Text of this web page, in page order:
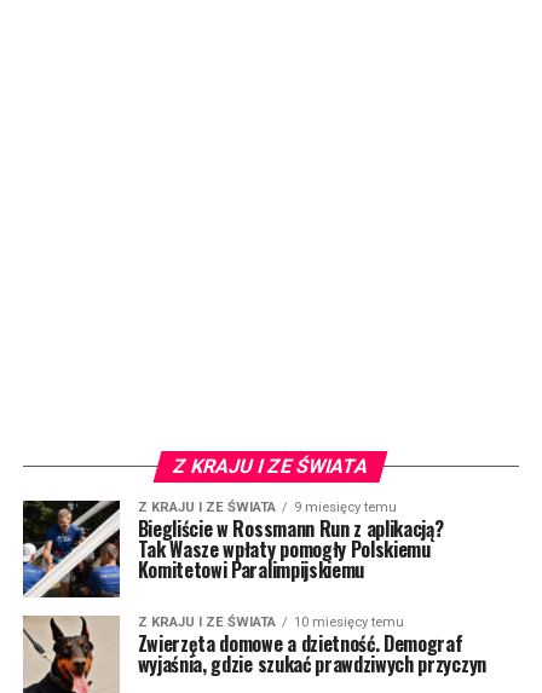
Z KRAJU I ZE ŚWIATA
Z KRAJU I ZE ŚWIATA 9 miesięcy temu
Biegliście w Rossmann Run z aplikacją?
Tak Wasze wpłaty pomogły Polskiemu
Komitetowi Paralimpijskiemu
Z KRAJU I ZE ŚWIATA 10 miesięcy temu
Zwierzęta domowe a dzietność. Demograf
wyjaśnia, gdzie szukać prawdziwych przyczyn